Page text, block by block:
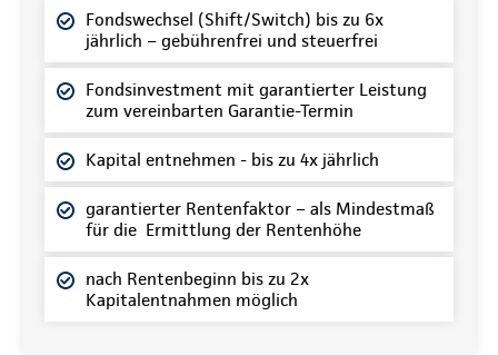
Fondswechsel (Shift/Switch) bis zu 6x
jährlich – gebührenfrei und steuerfrei
Fondsinvestment mit garantierter Leistung
zum vereinbarten Garantie-Termin
Kapital entnehmen - bis zu 4x jährlich
garantierter Rentenfaktor – als Mindestmaß
für die Ermittlung der Rentenhöhe
nach Rentenbeginn bis zu 2x
Kapitalentnahmen möglich